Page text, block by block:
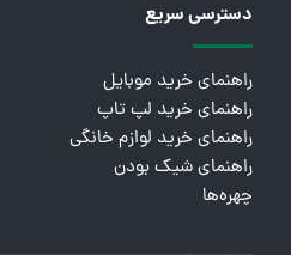
دسترسی سریع
راهنمای خرید موبایل
راهنمای خرید لپ تاپ
راهنمای خرید لوازم خانگی
راهنمای شیک بودن
چهره‌ها